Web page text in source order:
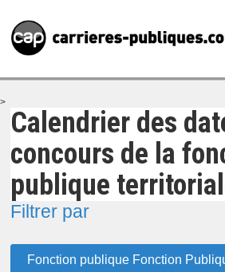
>
Calendrier des
concours de la
publique
Filtrer par
Fonction publique Fonction